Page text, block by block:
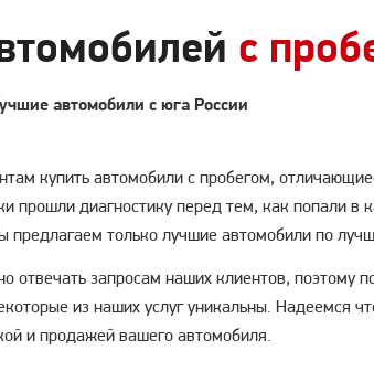
с
автомобили с юга России
купить автомобили с пробегом,
диагностику перед тем, как попали в
предлагаем только лучшие автомобили по
отвечать запросам наших клиентов, поэтому
из наших услуг уникальны.
и продажей вашего автомобиля.